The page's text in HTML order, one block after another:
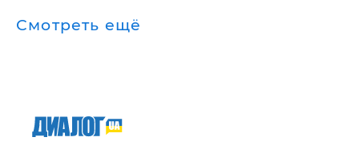
Смотреть ещё